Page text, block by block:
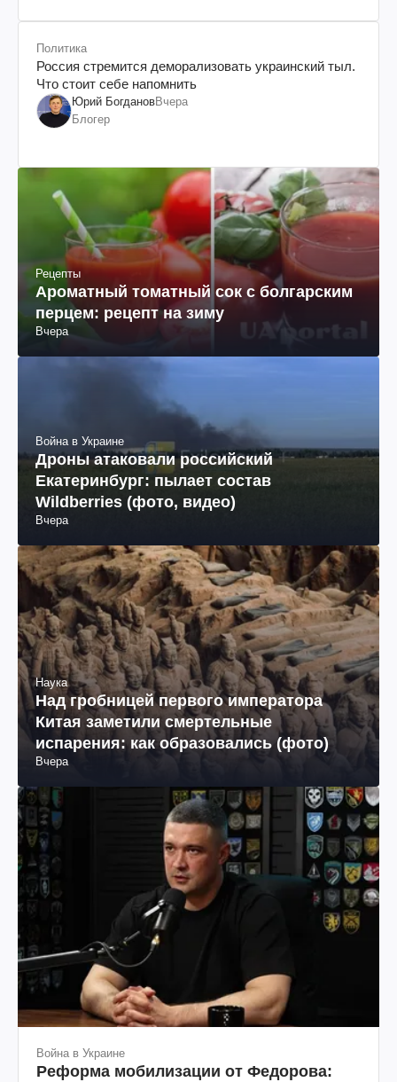
Политика
Россия стремится деморализовать украинский тыл.
Что стоит себе напомнить
Юрий БогдановВчера
Блогер
Рецепты
Ароматный томатный сок с болгарским
перцем: рецепт на зиму
Вчера
Война в Украине
Дроны атаковали российский
Екатеринбург: пылает состав
Wildberries (фото, видео)
Вчера
Наука
Над гробницей первого императора
Китая заметили смертельные
испарения: как образовались (фото)
Вчера
Война в Украине
Реформа мобилизации от Федорова: